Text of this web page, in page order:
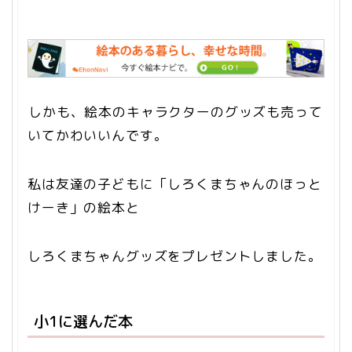
しかも、絵本のキャラクターのグッズも売って
いてかわいいんです。
私は友達の子どもに「しろくまちゃんのほっと
けーき」の絵本と
しろくまちゃんグッズをプレゼントしました。
小1に選んだ本